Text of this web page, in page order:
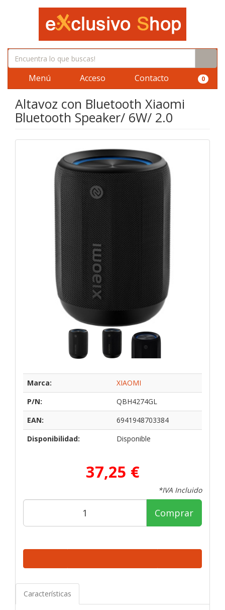
Menú Acceso Contacto 0
Altavoz con Bluetooth Xiaomi
Bluetooth Speaker/ 6W/ 2.0
Marca:
XIAOMI
P/N:
QBH4274GL
EAN:
6941948703384
Disponibilidad:
Disponible
37,25 €
*IVA Incluido
Comprar
Características